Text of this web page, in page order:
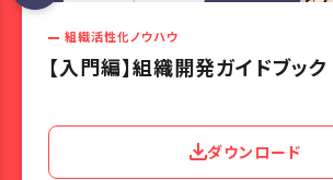
組織活性化ノウハウ
【入門編】組織開発ガイドブック
ダウンロード